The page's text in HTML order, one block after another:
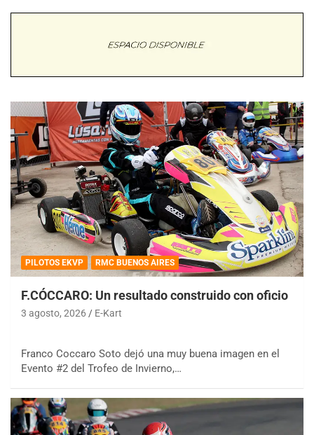
PILOTOS EKVP RMC BUENOS AIRES
F.CÓCCARO: Un resultado construido con oficio
3 agosto, 2026 E-Kart
Franco Coccaro Soto dejó una muy buena imagen en el
Evento #2 del Trofeo de Invierno,…